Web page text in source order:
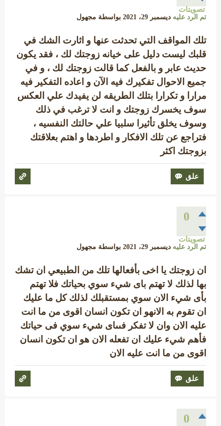
تصويتات
تم الرد عليه ديسمبر 29، 2021 بواسطة مجهول
تلك المواقف التي تحدثت عنها و اثارت الشك في
قلبك ليست دليل على خيانه زوجتك لك ، فقد يكون
حديث عابر و بالفعل كما قالت زوجتك لك ، و في
جميع الاحوال تفكيرك فيه الآن و اعاده التفكير فيه
مرارا و تكرارا بتلك الطريقه لن يفيدك علي العكس
سوف يخسرك زوجتك و انت لا ترغب في ذلك
وسوف يخلق تأثيرا سلبيا علي حالتك النفسيه ،
فتراجع عن تلك الافكار و اطردها و اهتم بعلاقتك
بزوجتك اكثر
0
تصويتات
تم الرد عليه ديسمبر 29، 2021 بواسطة مجهول
ان زوجتك يا اخى بأفعالها تلك من الطبيعي ان تشك
بها لذلك لا تهتم باى شيء سوي بحياتك فلا تهتم
بأى شيء الان سوي بمستقبلك لذلك كل ما عليك
ان تقوم به الانهو ان تكون انسان اقوى من ما انت
عليه الان وان لا تفكر فىىاى شيء سوي فى حياتك
فأهم شيء عليك ان تفعله الان هو ان تكون انسان
اقوى من ما انت عليه الان
0